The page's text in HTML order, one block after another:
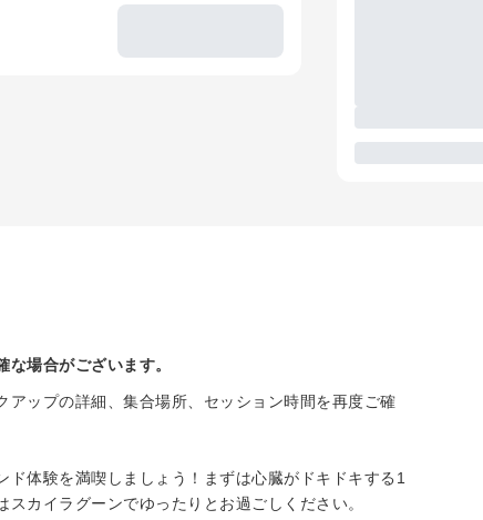
場合がございます。
ップの詳細、集合場所、セッション時間を再度ご確
体験を満喫しましょう！まずは心臓がドキドキする1
カイラグーンでゆったりとお過ごしください。